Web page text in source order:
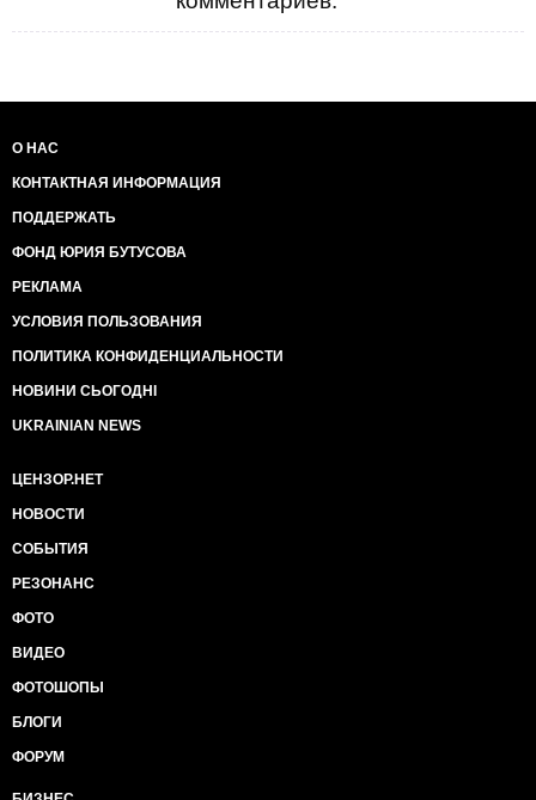
О НАС
КОНТАКТНАЯ ИНФОРМАЦИЯ
ПОДДЕРЖАТЬ
ФОНД ЮРИЯ БУТУСОВА
РЕКЛАМА
УСЛОВИЯ ПОЛЬЗОВАНИЯ
ПОЛИТИКА КОНФИДЕНЦИАЛЬНОСТИ
НОВИНИ СЬОГОДНІ
UKRAINIAN NEWS
ЦЕНЗОР.НЕТ
НОВОСТИ
СОБЫТИЯ
РЕЗОНАНС
ФОТО
ВИДЕО
ФОТОШОПЫ
БЛОГИ
ФОРУМ